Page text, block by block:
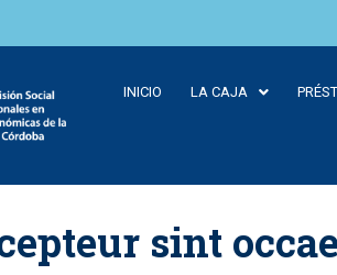
INICIO LA CAJA
sint